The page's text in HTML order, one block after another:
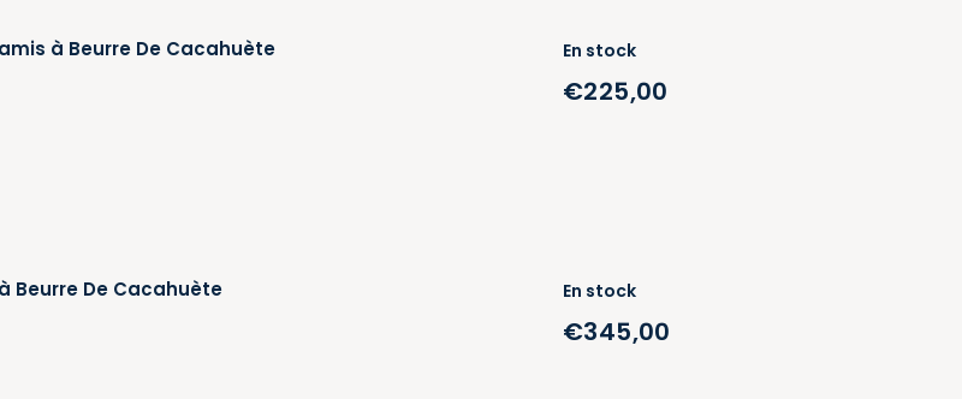
à Beurre De Cacahuète En stock
€225,00
Beurre De Cacahuète En stock
€345,00